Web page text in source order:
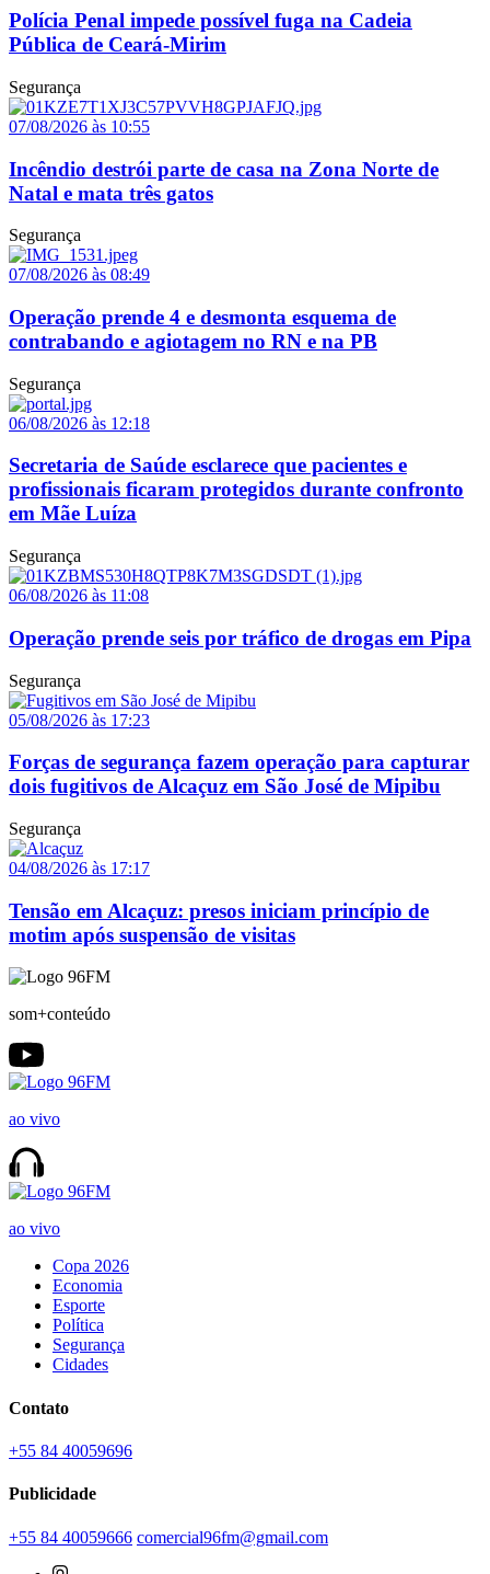
Polícia Penal impede possível fuga na Cadeia
Pública de Ceará-Mirim
Segurança
07/08/2026 às 10:55
Incêndio destrói parte de casa na Zona Norte de
Natal e mata três gatos
Segurança
07/08/2026 às 08:49
Operação prende 4 e desmonta esquema de
contrabando e agiotagem no RN e na PB
Segurança
06/08/2026 às 12:18
Secretaria de Saúde esclarece que pacientes e
profissionais ficaram protegidos durante confronto
em Mãe Luíza
Segurança
06/08/2026 às 11:08
Operação prende seis por tráfico de drogas em Pipa
Segurança
05/08/2026 às 17:23
Forças de segurança fazem operação para capturar
dois fugitivos de Alcaçuz em São José de Mipibu
Segurança
04/08/2026 às 17:17
Tensão em Alcaçuz: presos iniciam princípio de
motim após suspensão de visitas
som+conteúdo
ao vivo
ao vivo
Copa 2026
Economia
Esporte
Política
Segurança
Cidades
Contato
+55 84 40059696
Publicidade
+55 84 40059666 comercial96fm@gmail.com